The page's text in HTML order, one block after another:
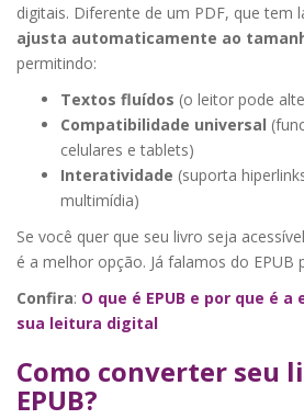
digitais. Diferente de um PDF, que tem
ajusta automaticamente ao
permitindo:
Textos fluídos (o leitor pode
Compatibilidade universal
celulares e tablets)
Interatividade (suporta
multimídia)
Se você quer que seu livro seja
é a melhor opção. Já falamos do EPUB
Confira: O que é EPUB e por que é
sua leitura digital
Como converter seu
EPUB?